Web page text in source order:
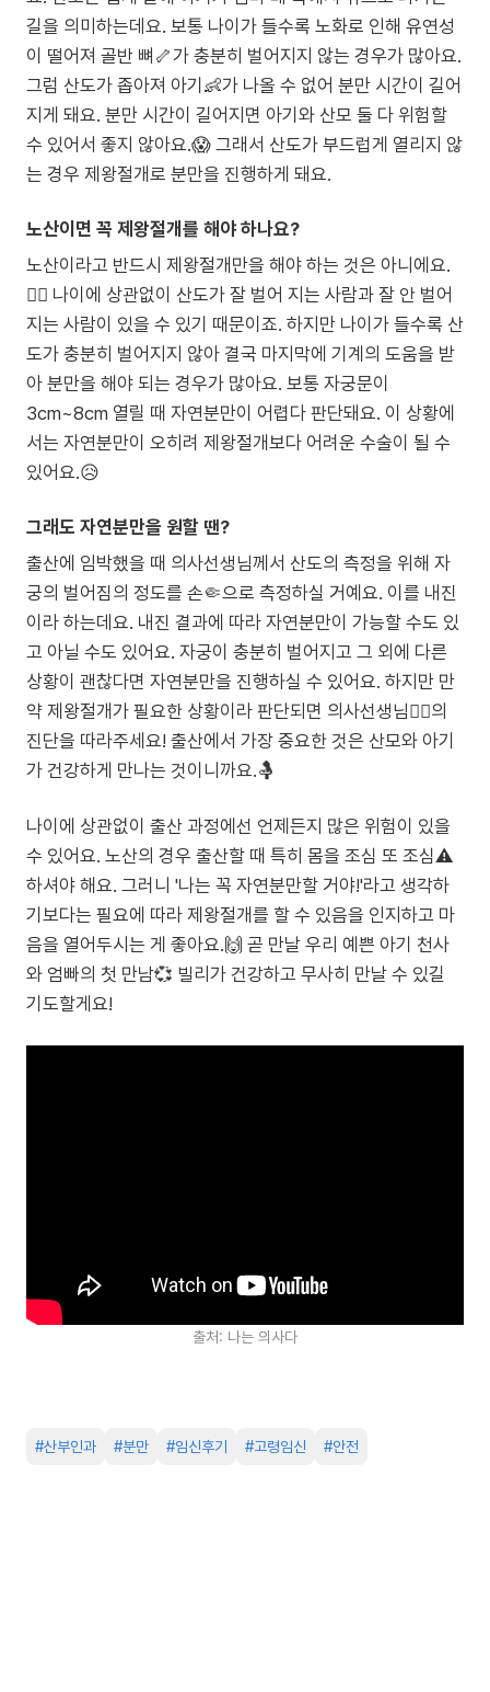
길을 의미하는데요. 보통 나이가 들수록 노화로 인해 유연성
이 떨어져 골반 뼈🦴가 충분히 벌어지지 않는 경우가 많아요.
그럼 산도가 좁아져 아기👶가 나올 수 없어 분만 시간이 길어
지게 돼요. 분만 시간이 길어지면 아기와 산모 둘 다 위험할
수 있어서 좋지 않아요.😱 그래서 산도가 부드럽게 열리지 않
는 경우 제왕절개로 분만을 진행하게 돼요.
노산이면 꼭 제왕절개를 해야 하나요?
노산이라고 반드시 제왕절개만을 해야 하는 것은 아니에요.
🙅‍♂️ 나이에 상관없이 산도가 잘 벌어 지는 사람과 잘 안 벌어
지는 사람이 있을 수 있기 때문이죠. 하지만 나이가 들수록 산
도가 충분히 벌어지지 않아 결국 마지막에 기계의 도움을 받
아 분만을 해야 되는 경우가 많아요. 보통 자궁문이
3cm~8cm 열릴 때 자연분만이 어렵다 판단돼요. 이 상황에
서는 자연분만이 오히려 제왕절개보다 어려운 수술이 될 수
있어요.😥
그래도 자연분만을 원할 땐?
출산에 임박했을 때 의사선생님께서 산도의 측정을 위해 자
궁의 벌어짐의 정도를 손🤏으로 측정하실 거예요. 이를 내진
이라 하는데요. 내진 결과에 따라 자연분만이 가능할 수도 있
고 아닐 수도 있어요. 자궁이 충분히 벌어지고 그 외에 다른
상황이 괜찮다면 자연분만을 진행하실 수 있어요. 하지만 만
약 제왕절개가 필요한 상황이라 판단되면 의사선생님👩‍⚕️의
진단을 따라주세요! 출산에서 가장 중요한 것은 산모와 아기
가 건강하게 만나는 것이니까요.🤱
나이에 상관없이 출산 과정에선 언제든지 많은 위험이 있을
수 있어요. 노산의 경우 출산할 때 특히 몸을 조심 또 조심⚠️
하셔야 해요. 그러니 '나는 꼭 자연분만할 거야!'라고 생각하
기보다는 필요에 따라 제왕절개를 할 수 있음을 인지하고 마
음을 열어두시는 게 좋아요.🙌 곧 만날 우리 예쁜 아기 천사
와 엄빠의 첫 만남💞 빌리가 건강하고 무사히 만날 수 있길
기도할게요!
출처: 나는 의사다
#산부인과 #분만 #임신후기 #고령임신 #안전